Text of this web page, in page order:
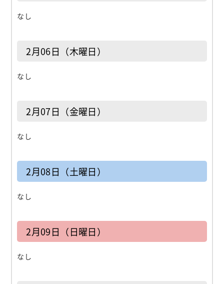
なし
2月06日（木曜日）
なし
2月07日（金曜日）
なし
2月08日（土曜日）
なし
2月09日（日曜日）
なし